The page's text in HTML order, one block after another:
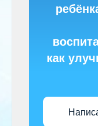
как